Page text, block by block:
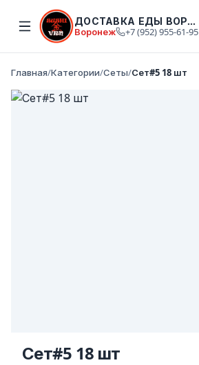
ДОСТАВКА ЕДЫ ВОРОНЕЖ
Воронеж +7 (952) 955-61-95
Главная/Категории/Сеты/Сет#5 18 шт
Сет#5 18 шт